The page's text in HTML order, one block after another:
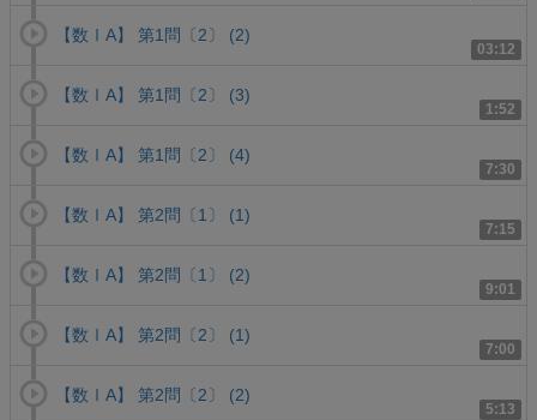
03:12
【数ⅠA】 第1問〔2〕 (2)
1:52
【数ⅠA】 第1問〔2〕 (3)
7:30
【数ⅠA】 第1問〔2〕 (4)
7:15
【数ⅠA】 第2問〔1〕 (1)
9:01
【数ⅠA】 第2問〔1〕 (2)
7:00
【数ⅠA】 第2問〔2〕 (1)
5:13
【数ⅠA】 第2問〔2〕 (2)